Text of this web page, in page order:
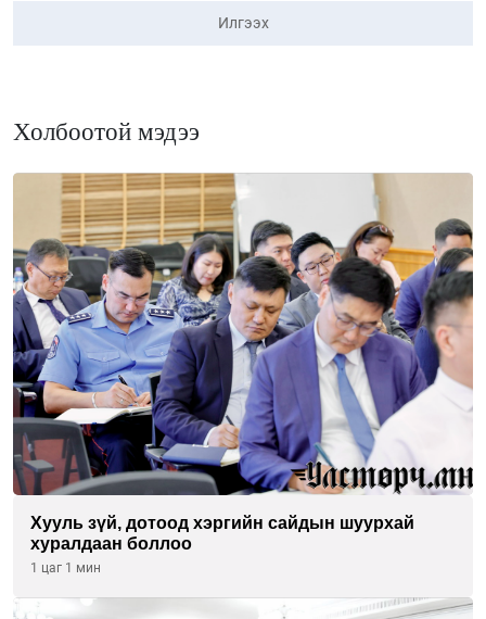
Илгээх
Холбоотой мэдээ
Хууль зүй, дотоод хэргийн сайдын шуурхай
хуралдаан боллоо
1 цаг 1 мин